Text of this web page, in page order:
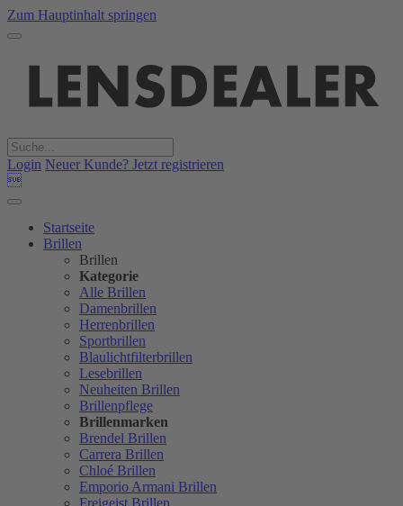
Zum Hauptinhalt springen
Login Neuer Kunde? Jetzt registrieren

Startseite
Brillen
Brillen
Kategorie
Alle Brillen
Damenbrillen
Herrenbrillen
Sportbrillen
Blaulichtfilterbrillen
Lesebrillen
Neuheiten Brillen
Brillenpflege
Brillenmarken
Brendel Brillen
Carrera Brillen
Chloé Brillen
Emporio Armani Brillen
Freigeist Brillen